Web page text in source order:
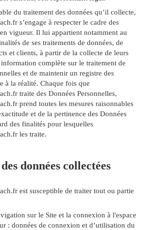
du traitement des données qu’il collecte,
s’engage à respecter le cadre des
vigueur. Il lui appartient notamment au
de ses traitements de données, de
et clients, à partir de la collecte de leurs
complète sur le traitement de
et de maintenir un registre des
à la réalité. Chaque fois que
traite des Données Personnelles,
prend toutes les mesures raisonnables
et de la pertinence des Données
des finalités pour lesquelles
les traite.
données collectées
est susceptible de traiter tout ou partie
sur le Site et la connexion à l'espace
: données de connexion et d’utilisation du